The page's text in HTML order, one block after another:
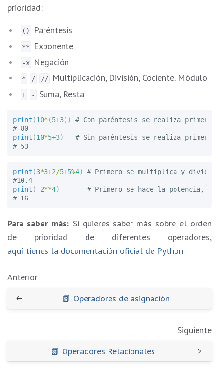
prioridad:
() Paréntesis
** Exponente
-x Negación
* / // Multiplicación, División, Cociente, Módulo
+ - Suma, Resta
print (10*(5+3))
# Con paréntesis se realiza primero
print (10*5+3)
# Sin paréntesis se realiza primero
print (3*3+2/5+5%4)
# Primero se multiplica y divide,
print ( -2**4)
# Primero se hace la potencia,
Para saber más: Si quieres saber más sobre el orden
de prioridad de diferentes operadores,
aquí tienes la documentación oficial de Python
Anterior
📗 Operadores de asignación
Siguiente
📗 Operadores Relacionales